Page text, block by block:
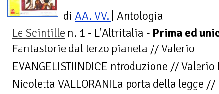
di AA. VV. | Antologia
Le Scintille n. 1 - L'Altritalia - Prima ed
Fantastorie dal terzo pianeta // Valerio
EVANGELISTIINDICEIntroduzione //
Nicoletta VALLORANILa porta della legge